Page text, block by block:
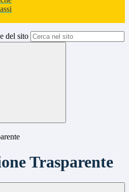
del sito
Trasparente